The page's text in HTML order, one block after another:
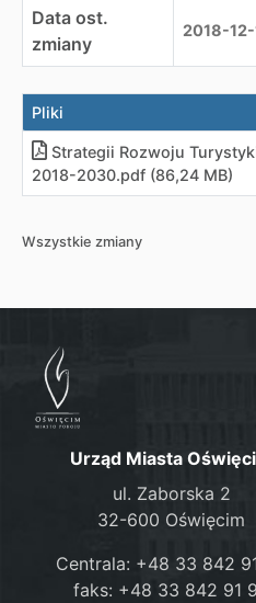
Data ost.
zmiany
2018-
Pliki
Strategii Rozwoju
2018-2030.pdf (86,24 MB)
Wszystkie zmiany
Urząd Miasta
ul. Zaborska 2
32-600 Oświęcim
Centrala: +48 33 842
faks: +48 33 842 91